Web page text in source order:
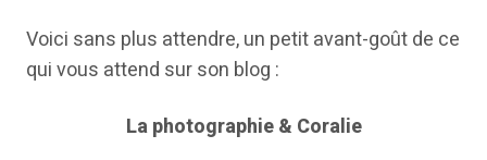
Voici sans plus attendre, un petit avant-goût de ce
qui vous attend sur son blog :
La photographie & Coralie